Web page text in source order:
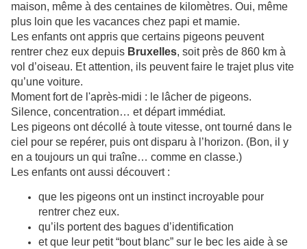
maison, même à des centaines de kilomètres. Oui, même
plus loin que les vacances chez papi et mamie.
Les enfants ont appris que certains pigeons peuvent
rentrer chez eux depuis Bruxelles, soit près de 860 km à
vol d’oiseau. Et attention, ils peuvent faire le trajet plus vite
qu’une voiture.
Moment fort de l'après-midi : le lâcher de pigeons.
Silence, concentration… et départ immédiat.
Les pigeons ont décollé à toute vitesse, ont tourné dans le
ciel pour se repérer, puis ont disparu à l’horizon. (Bon, il y
en a toujours un qui traîne… comme en classe.)
Les enfants ont aussi découvert :
que les pigeons ont un instinct incroyable pour
rentrer chez eux.
qu’ils portent des bagues d’identification
et que leur petit “bout blanc” sur le bec les aide à se